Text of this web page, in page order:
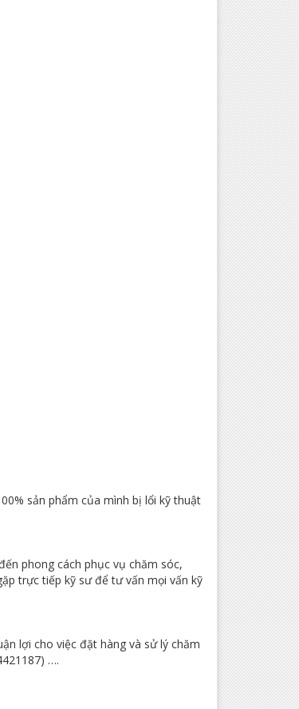
sản phẩm của mình bị lổi kỹ thuật
phong cách phục vụ chăm sóc,
trực tiếp kỹ sư để tư vấn mọi vấn kỹ
lợi cho việc đặt hàng và sử lý chăm
….